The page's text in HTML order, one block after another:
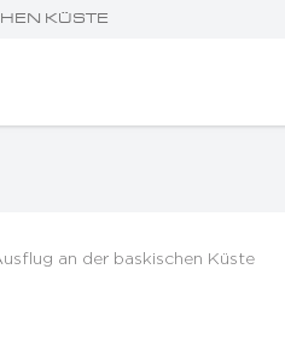
KÜSTE
an der baskischen Küste